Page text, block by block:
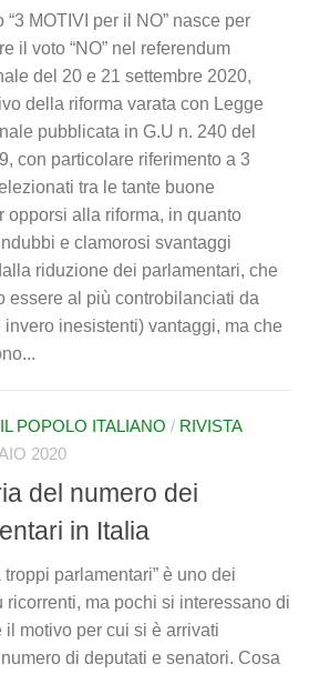
“3 MOTIVI per il NO” nasce per
il voto “NO” nel referendum
del 20 e 21 settembre 2020,
della riforma varata con Legge
pubblicata in G.U n. 240 del
con particolare riferimento a 3
tra le tante buone
opporsi alla riforma, in quanto
e clamorosi svantaggi
riduzione dei parlamentari, che
essere al più controbilanciati da
invero inesistenti) vantaggi, ma che
POPOLO ITALIANO / RIVISTA
2020
del numero dei
in Italia
troppi parlamentari” è uno dei
ricorrenti, ma pochi si interessano di
il motivo per cui si è arrivati
di deputati e senatori. Cosa